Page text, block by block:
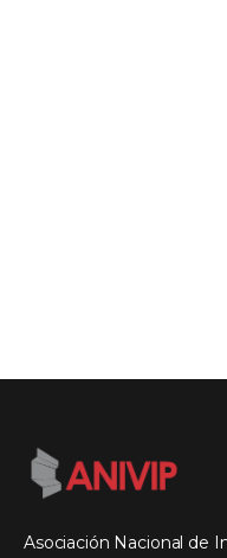
Asociación Nacional de